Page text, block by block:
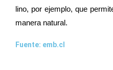
lino, por ejemplo, que
manera natural.
Fuente: emb.cl